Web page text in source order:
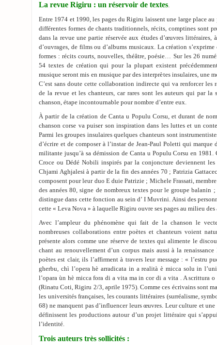
La revue Rigiru : un réservoir de textes.
Entre 1974 et 1990, les pages du Rigiru laissent une large place
différentes formes de chants traditionnels, récits, comptines sont
dans la revue une partie réservée aux études d’œuvres littéraires,
d’ouvrages, de films ou d’albums musicaux. La création
formes : récits courts, nouvelles, théâtre, poésie… Sur les 26
54 textes de création qui pour la plupart existent
musique seront mis en musique par des interprètes insulaires, une
C’est sans doute cette collaboration indirecte qui va renforcer les
de la revue et les chanteurs, car rares sont les auteurs qui par la
chanson, étape incontournable pour nombre d’entre eux.
À partir de la création de Canta u Populu Corsu, et durant de
chanson corse va puiser son inspiration dans les luttes et un
Parmi les groupes insulaires quelques chanteurs sont
d’écrire et de composer à l’instar de Jean-Paul Poletti qui marque
militante jusqu’à sa démission de Canta u Populu Corsu en 1981.
Croce ou Dédé Nobili inspirés par la conjoncture deviennent
Chjami Aghjalesi à partir de la fin des années 70 ; Patrizia
composent pour leur duo E duie Patrizie ; Michele Frassati,
des années 80, signe de nombreux textes pour le groupe balanin ;
distingue dans cette fonction au sein d’ I Muvrini. Ainsi des
cette « Leva Nova » à laquelle Rigiru ouvre ses pages au milieu des
Avec l’ampleur du phénomène qui fait de la chanson le
nombreuses collaborations entre poètes et chanteurs voient
présente alors comme une réserve de textes qui alimente le
chant au renouvellement d’un corpus mais aussi à la renaissance
poètes est clair, ils l’affirment à travers leur message : « l’estru
gherbu, chì l’opera hè arradicata in a realità è micca solu in
l’opara ùn hè micca fora di a vita ma in cor di a vita . A scrittura
(Rinatu Coti, Rigiru 2/3, aprile 1975). Comme ces écrivains sont
les universités françaises, les courants littéraires (surréalisme,
68) ne manquent pas d’influencer leurs œuvres. Leur culture et
définissent les productions autour d’un projet littéraire qui
l’identité.
Trois auteurs très sollicités :